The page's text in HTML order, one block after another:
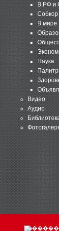
В РФ и
Собкор
В мире
Наука
Видео
Аудио